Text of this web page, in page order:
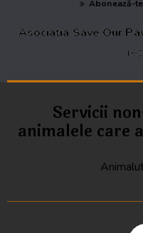
Abonează-te
Asociația Save Our
Servicii
animalele care